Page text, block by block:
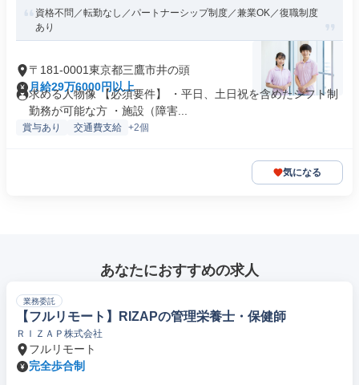
資格不問／転勤なし／パートナーシップ制度／兼業OK／復職制度
あり
〒181-0001東京都三鷹市井の頭
月給29万6000円以上
求める人物像 【必須要件】 ・平日、土日祝を含めたシフト制
勤務が可能な方 ・施設（障害...
賞与あり 交通費支給 +2個
気になる
あなたにおすすめの求人
業務委託
【フルリモート】RIZAPの管理栄養士・保健師
ＲＩＺＡＰ株式会社
フルリモート
完全歩合制